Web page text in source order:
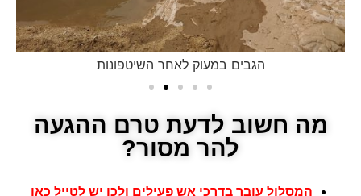
הגבים במעוק לאחר השיטפונות
מה חשוב לדעת טרם ההגעה
להר מסור?
המסלול עובר בדרכי אש פעילים ולכן יש לטייל כאן